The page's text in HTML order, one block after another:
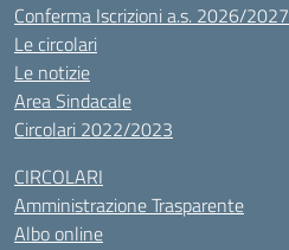
Conferma Iscrizioni a.s. 2026/2027
Le circolari
Le notizie
Area Sindacale
Circolari 2022/2023
CIRCOLARI
Amministrazione Trasparente
Albo online